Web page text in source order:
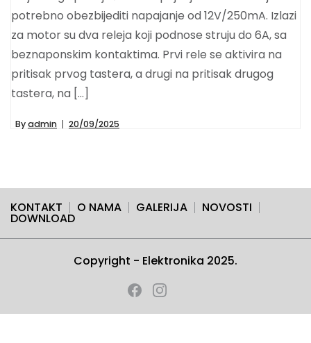
potrebno obezbijediti napajanje od 12V/250mA. Izlazi
za motor su dva releja koji podnose struju do 6A, sa
beznaponskim kontaktima. Prvi rele se aktivira na
pritisak prvog tastera, a drugi na pritisak drugog
tastera, na […]
Byadmin 20/09/2025
KONTAKT O NAMA GALERIJA NOVOSTI
DOWNLOAD
Copyright - Elektronika 2025.